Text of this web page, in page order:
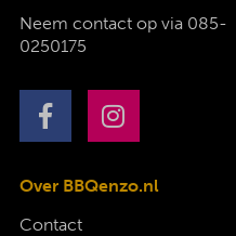
Neem contact op via 085-
0250175
Over BBQenzo.nl
Contact